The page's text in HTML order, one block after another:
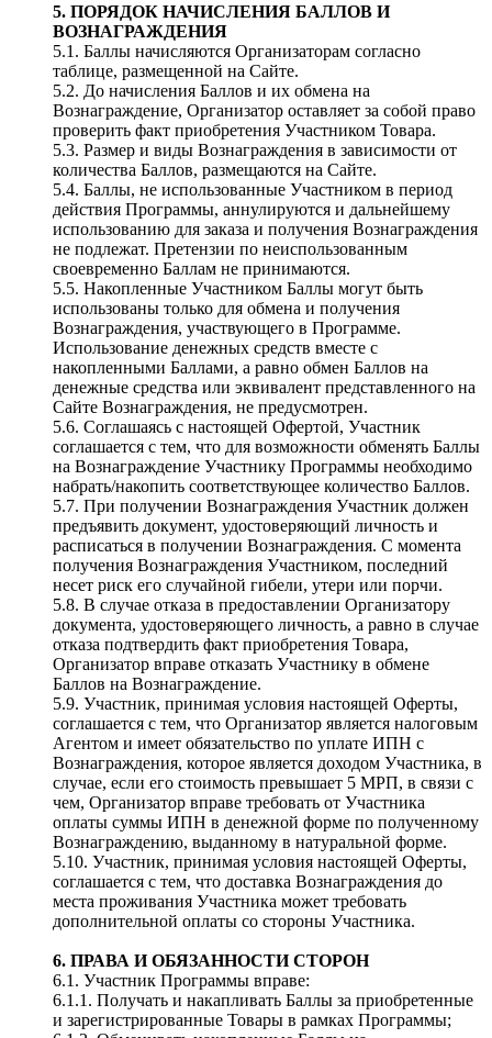
5. ПОРЯДОК НАЧИСЛЕНИЯ БАЛЛОВ И
ВОЗНАГРАЖДЕНИЯ
5.1. Баллы начисляются Организаторам согласно
таблице, размещенной на Сайте.
5.2. До начисления Баллов и их обмена на
Вознаграждение, Организатор оставляет за собой право
проверить факт приобретения Участником Товара.
5.3. Размер и виды Вознаграждения в зависимости от
количества Баллов, размещаются на Сайте.
5.4. Баллы, не использованные Участником в период
действия Программы, аннулируются и дальнейшему
использованию для заказа и получения Вознаграждения
не подлежат. Претензии по неиспользованным
своевременно Баллам не принимаются.
5.5. Накопленные Участником Баллы могут быть
использованы только для обмена и получения
Вознаграждения, участвующего в Программе.
Использование денежных средств вместе с
накопленными Баллами, а равно обмен Баллов на
денежные средства или эквивалент представленного на
Сайте Вознаграждения, не предусмотрен.
5.6. Соглашаясь с настоящей Офертой, Участник
соглашается с тем, что для возможности обменять Баллы
на Вознаграждение Участнику Программы необходимо
набрать/накопить соответствующее количество Баллов.
5.7. При получении Вознаграждения Участник должен
предъявить документ, удостоверяющий личность и
расписаться в получении Вознаграждения. С момента
получения Вознаграждения Участником, последний
несет риск его случайной гибели, утери или порчи.
5.8. В случае отказа в предоставлении Организатору
документа, удостоверяющего личность, а равно в случае
отказа подтвердить факт приобретения Товара,
Организатор вправе отказать Участнику в обмене
Баллов на Вознаграждение.
5.9. Участник, принимая условия настоящей Оферты,
соглашается с тем, что Организатор является налоговым
Агентом и имеет обязательство по уплате ИПН с
Вознаграждения, которое является доходом Участника, в
случае, если его стоимость превышает 5 МРП, в связи с
чем, Организатор вправе требовать от Участника
оплаты суммы ИПН в денежной форме по полученному
Вознаграждению, выданному в натуральной форме.
5.10. Участник, принимая условия настоящей Оферты,
соглашается с тем, что доставка Вознаграждения до
места проживания Участника может требовать
дополнительной оплаты со стороны Участника.
6. ПРАВА И ОБЯЗАННОСТИ СТОРОН
6.1. Участник Программы вправе:
6.1.1. Получать и накапливать Баллы за приобретенные
и зарегистрированные Товары в рамках Программы;